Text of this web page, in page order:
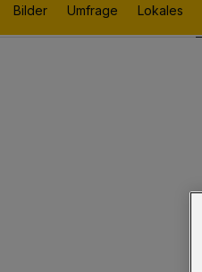
Bilder Umfrage Lokales